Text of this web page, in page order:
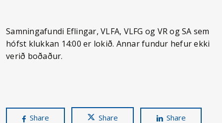
Samningafundi Eflingar, VLFA, VLFG og VR og SA sem
hófst klukkan 14:00 er lokið. Annar fundur hefur ekki
verið boðaður.
Share Share Share